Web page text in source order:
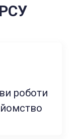
роботи